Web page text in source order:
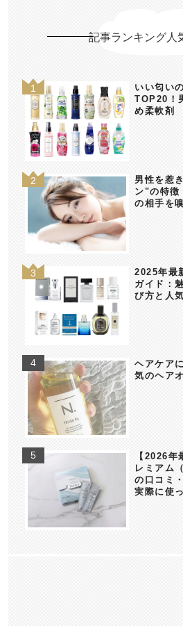
記事ランキング人
いい匂い
TOP20！
め柔軟剤
男性を惹
ン"の特徴
の相手を
2025年最
ガイド：
び方と人
ヘアケア
気のヘア
【2026
レミアム
の口コミ
実際に使